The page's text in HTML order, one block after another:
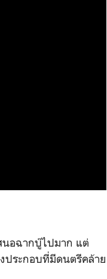
นอฉากบู๊ไปมาก แต่
ประกอบที่มีดนตรีคล้าย